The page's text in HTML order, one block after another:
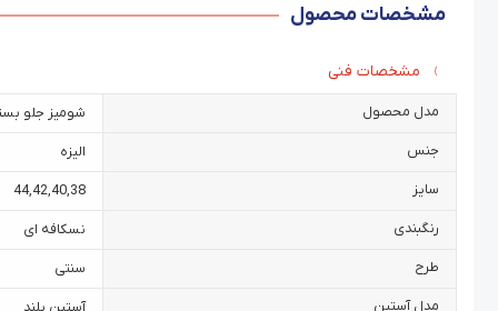
مشخصات محصول
مشخصات فنی
مدل محصول شومیز جلو
جنس الیزه
سایز 38
,
40
,
42
,
44
رنگبندی نسکافه ای
طرح سنتی
مدل آستین آستین بلند